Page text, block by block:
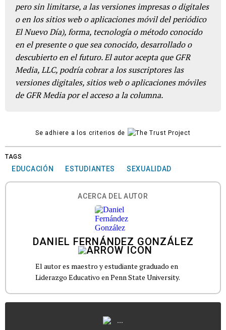
pero sin limitarse, a las versiones impresas o digitales
o en los sitios web o aplicaciones móvil del periódico
El Nuevo Día), forma, tecnología o método conocido
en el presente o que sea conocido, desarrollado o
descubierto en el futuro. El autor acepta que GFR
Media, LLC, podría cobrar a los suscriptores las
versiones digitales, sitios web o aplicaciones móviles
de GFR Media por el acceso a la columna.
Se adhiere a los criterios de
TAGS
EDUCACIÓN ESTUDIANTES SEXUALIDAD
ACERCA DEL AUTOR
DANIEL FERNÁNDEZ GONZÁLEZ
El autor es maestro y estudiante graduado en
Liderazgo Educativo en Penn State University.
...